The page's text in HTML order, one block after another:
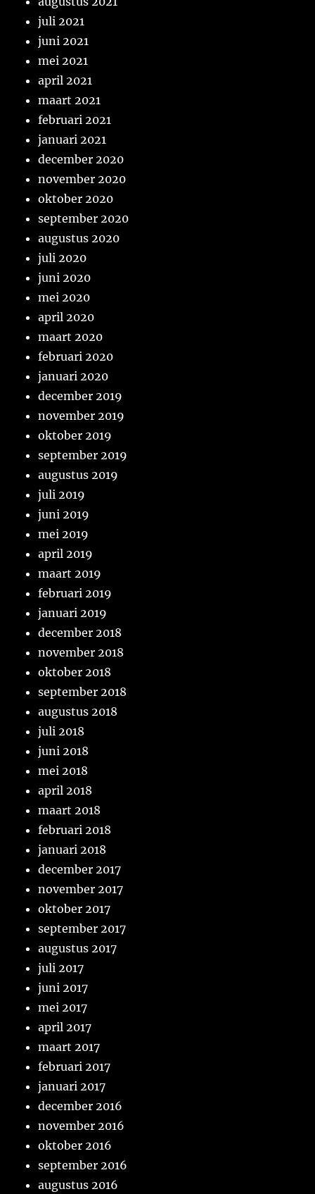
juli 2021
juni 2021
mei 2021
april 2021
maart 2021
februari 2021
januari 2021
december 2020
november 2020
oktober 2020
september 2020
augustus 2020
juli 2020
juni 2020
mei 2020
april 2020
maart 2020
februari 2020
januari 2020
december 2019
november 2019
oktober 2019
september 2019
augustus 2019
juli 2019
juni 2019
mei 2019
april 2019
maart 2019
februari 2019
januari 2019
december 2018
november 2018
oktober 2018
september 2018
augustus 2018
juli 2018
juni 2018
mei 2018
april 2018
maart 2018
februari 2018
januari 2018
december 2017
november 2017
oktober 2017
september 2017
augustus 2017
juli 2017
juni 2017
mei 2017
april 2017
maart 2017
februari 2017
januari 2017
december 2016
november 2016
oktober 2016
september 2016
augustus 2016